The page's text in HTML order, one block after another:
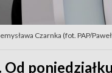
Czarnka (fot. PAP/